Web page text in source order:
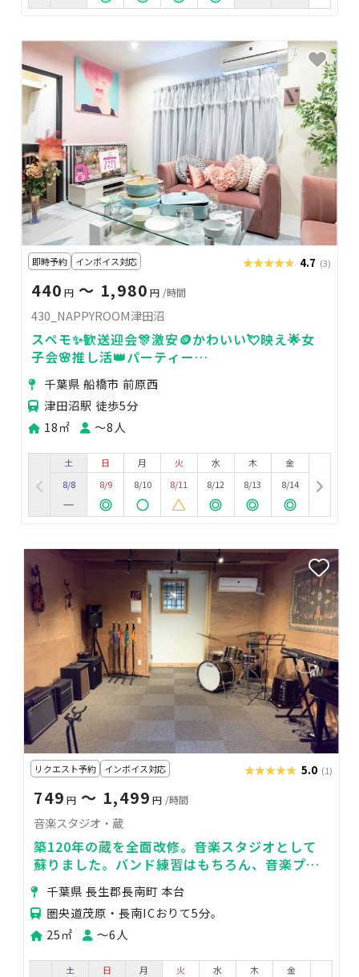
即時予約 インボイス対応 ★★★★★
★★★★★ 4.7 (3)
440 円 〜 1,980 円 /時間
430_NAPPYROOM津田沼
スペモ✨歓送迎会🎊激安🪙かわいい💘映え🌟女
子会🌸推し活👑パーティー
🎶430_NAPPYROOM津田沼
千葉県 船橋市 前原西
津田沼駅 徒歩5分
18㎡
〜8人
土
8/8
日
8/9
月
8/10
火
8/11
水
8/12
木
8/13
金
8/14
リクエスト予約 インボイス対応 ★★★★★
★★★★★ 5.0 (1)
749 円〜 1,499 円 /時間
音楽スタジオ・蔵
築120年の蔵を全面改修。音楽スタジオとして
蘇りました。バンド練習はもちろん、音楽プロ
モビデオ作製などにも最適！
千葉県 長生郡長南町 本台
圏央道茂原・長南ICおりて5分。
25㎡
〜6人
土
日
月
火
水
木
金